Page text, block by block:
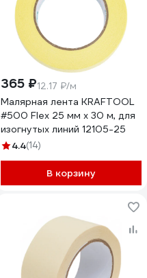
365 ₽12.17 ₽/м
Малярная лента KRAFTOOL
#500 Flex 25 мм х 30 м, для
изогнутых линий 12105-25
4.4(14)
В корзину